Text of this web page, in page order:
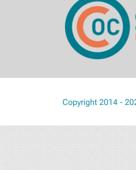
Copyright 2014 -